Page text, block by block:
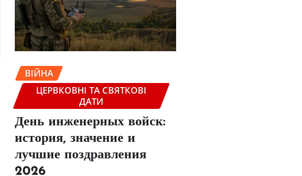
ВІЙНА
ЦЕРВКОВНІ ТА СВЯТКОВІ
ДАТИ
День инженерных войск:
история, значение и
лучшие поздравления
2026